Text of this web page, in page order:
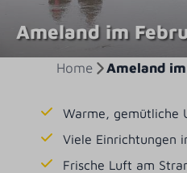
Ameland im
Home Ameland
Warme, gemütliche
Viele Einrichtungen
Frische Luft am